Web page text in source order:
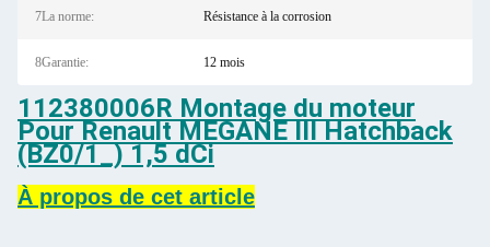
7La norme: Résistance à la corrosion
8Garantie: 12 mois
112380006R Montage du moteur
Pour Renault MEGANE III Hatchback
(BZ0/1_) 1,5 dCi
À propos de cet article